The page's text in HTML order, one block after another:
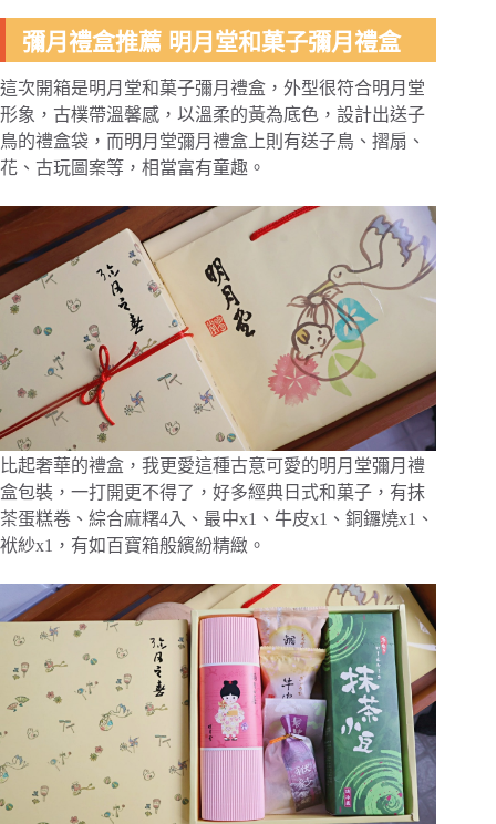
彌月禮盒推薦 明月堂和菓子彌月禮盒
這次開箱是明月堂和菓子彌月禮盒，外型很符合明月堂
形象，古樸帶溫馨感，以溫柔的黃為底色，設計出送子
鳥的禮盒袋，而明月堂彌月禮盒上則有送子鳥、摺扇、
花、古玩圖案等，相當富有童趣。
比起奢華的禮盒，我更愛這種古意可愛的明月堂彌月禮
盒包裝，一打開更不得了，好多經典日式和菓子，有抹
茶蛋糕卷、綜合麻糬4入、最中x1、牛皮x1、銅鑼燒x1、
袱紗x1，有如百寶箱般繽紛精緻。